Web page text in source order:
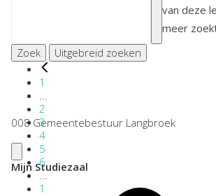
van deze
meer
Zoek
Uitgebreid zoeken
1
2
3
4
5
6
...
1
008 Gemeentebestuur Langbroek
Mijn Studiezaal